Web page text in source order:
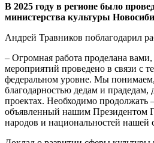
В 2025 году в регионе было
министерства культуры
Андрей Травников поблагодарил
– Огромная работа проделана
мероприятий проведено в связи с
федеральном уровне. Мы понимаем,
благодарностью дедам и прадедам,
проектах. Необходимо
объявленный нашим Президентом
народов и национальностей нашей